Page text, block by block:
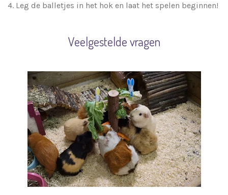
4. Leg de balletjes in het hok en laat het spelen beginnen!
Veelgestelde vragen